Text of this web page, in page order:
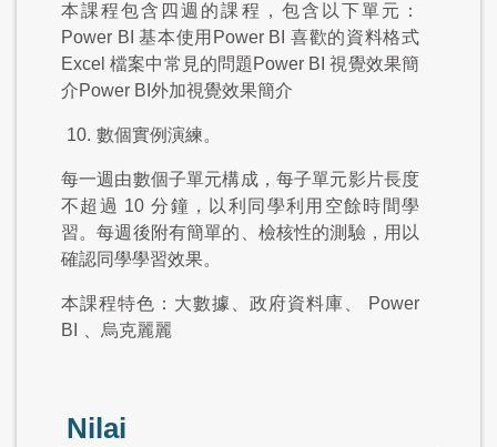
本課程包含四週的課程，包含以下單元：
Power BI 基本使用Power BI 喜歡的資料格式
Excel 檔案中常見的問題Power BI 視覺效果簡
介Power BI外加視覺效果簡介
10. 數個實例演練。
每一週由數個子單元構成，每子單元影片長度
不超過 10 分鐘，以利同學利用空餘時間學
習。每週後附有簡單的、檢核性的測驗，用以
確認同學學習效果。
本課程特色：大數據、政府資料庫、
Power
BI
、烏克麗麗
Nilai